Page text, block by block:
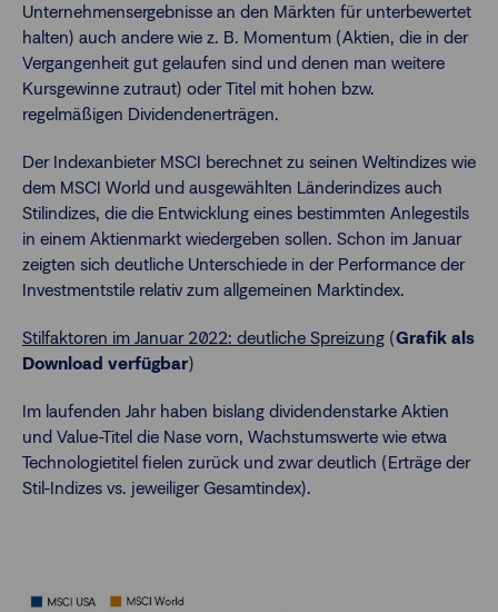
Unternehmensergebnisse an den Märkten für unterbewertet
halten) auch andere wie z. B. Momentum (Aktien, die in der
Vergangenheit gut gelaufen sind und denen man weitere
Kursgewinne zutraut) oder Titel mit hohen bzw.
regelmäßigen Dividendenerträgen.
Der Indexanbieter MSCI berechnet zu seinen Weltindizes wie
dem MSCI World und ausgewählten Länderindizes auch
Stilindizes, die die Entwicklung eines bestimmten Anlegestils
in einem Aktienmarkt wiedergeben sollen. Schon im Januar
zeigten sich deutliche Unterschiede in der Performance der
Investmentstile relativ zum allgemeinen Marktindex.
Stilfaktoren im Januar 2022: deutliche Spreizung (Grafik als
Download verfügbar)
Im laufenden Jahr haben bislang dividendenstarke Aktien
und Value-Titel die Nase vorn, Wachstumswerte wie etwa
Technologietitel fielen zurück und zwar deutlich (Erträge der
Stil-Indizes vs. jeweiliger Gesamtindex).